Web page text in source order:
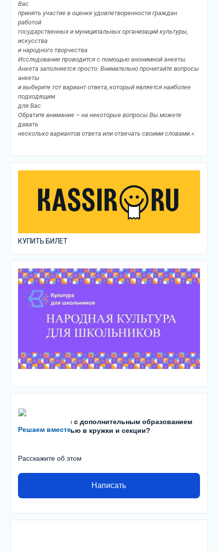
Вас
принять участие в оценке удовлетворенности граждан
работой
государственных и муниципальных организаций культуры,
искусства
и народного творчества.
Исследование проводится с помощью анонимной анкеты.
Анкета заполняется просто. Внимательно прочитайте вопросы
анкеты
и выберите тот вариант ответа, который является наиболее
подходящим
для Вас.
Обратите внимание – на некоторые вопросы Вы можете
давать
несколько вариантов ответа или отвечать своими словами.».
КУПИТЬ БИЛЕТ
Решаем вместе
Есть проблемы с дополнительным образованием
детей? С записью в кружки и секции?
Расскажите об этом
Написать